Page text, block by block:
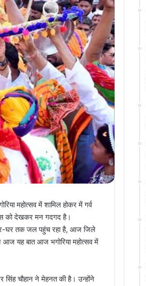
महोत्सव में शामिल होकर में गर्व
को देखकर मन गदगद है।
घर तक जल पहुंच रहा है, आज जिले
आज यह बात आज भगोरिया महोत्सव में
सिंह चौहान ने मेहनत की है। उन्होंने